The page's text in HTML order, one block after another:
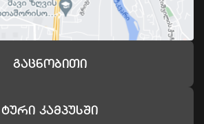
Გაცნობითი
Ტური Კამპუსში